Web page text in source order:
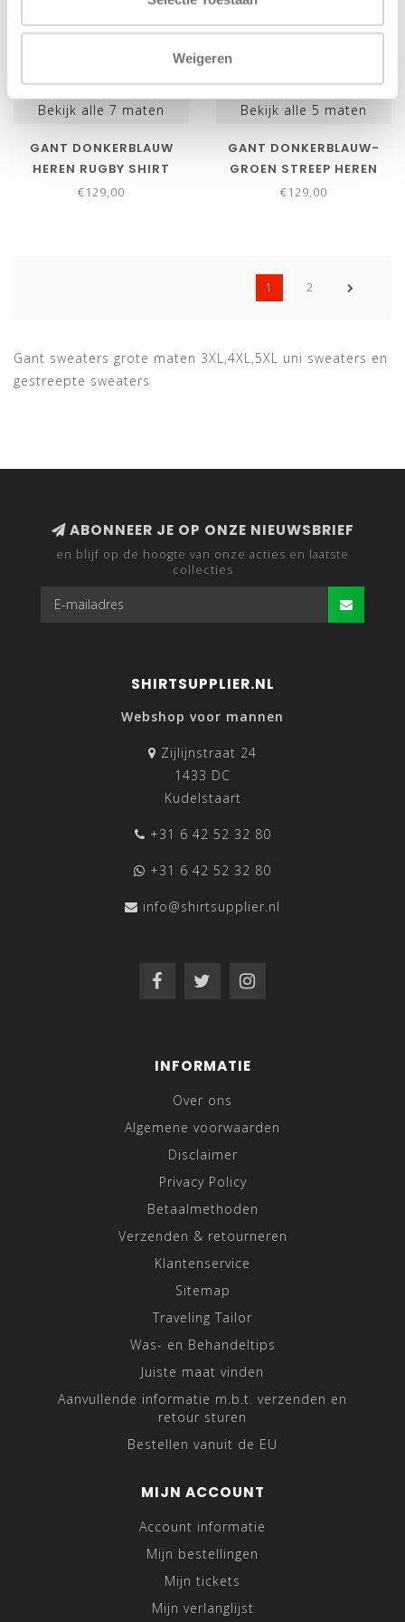
Weigeren
Bekijk alle 7 maten
GANT DONKERBLAUW
HEREN RUGBY SHIRT
SWEATER
€129,00
Bekijk alle 5 maten
GANT DONKERBLAUW-
GROEN STREEP HEREN
RUGBY SHIRT SWEATER
€129,00
1 2
Gant sweaters grote maten 3XL,4XL,5XL uni sweaters en
gestreepte sweaters
ABONNEER JE OP ONZE NIEUWSBRIEF
en blijf op de hoogte van onze acties en laatste
collecties
SHIRTSUPPLIER.NL
Webshop voor mannen
Zijlijnstraat 24
1433 DC
Kudelstaart
+31 6 42 52 32 80
+31 6 42 52 32 80
info@shirtsupplier.nl
INFORMATIE
Over ons
Algemene voorwaarden
Disclaimer
Privacy Policy
Betaalmethoden
Verzenden & retourneren
Klantenservice
Sitemap
Traveling Tailor
Was- en Behandeltips
Juiste maat vinden
Aanvullende informatie m.b.t. verzenden en
retour sturen
Bestellen vanuit de EU
MIJN ACCOUNT
Account informatie
Mijn bestellingen
Mijn tickets
Mijn verlanglijst